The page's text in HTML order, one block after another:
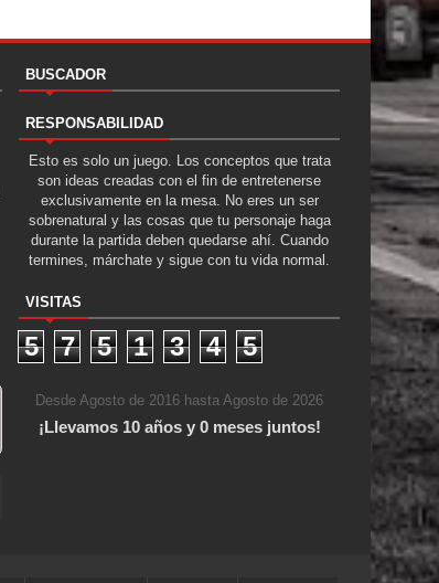
BUSCADOR
RESPONSABILIDAD
Esto es solo un juego. Los conceptos que trata
son ideas creadas con el fin de entretenerse
exclusivamente en la mesa. No eres un ser
sobrenatural y las cosas que tu personaje haga
durante la partida deben quedarse ahí. Cuando
termines, márchate y sigue con tu vida normal.
VISITAS
5 7 5 1 3 4 5
Desde Agosto de 2016 hasta Agosto de 2026
¡Llevamos 10 años y 0 meses juntos!